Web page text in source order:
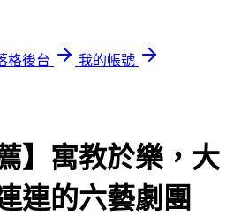
格後台
我的帳號
】寓教於樂，大
連的六藝劇團